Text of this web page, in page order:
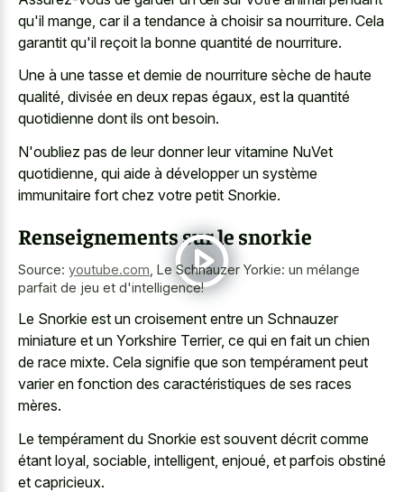
qu'il mange, car il a tendance à choisir sa nourriture. Cela
garantit qu'il reçoit la bonne quantité de nourriture.
Une à une tasse et demie de nourriture sèche de haute
qualité, divisée en deux repas égaux, est la quantité
quotidienne dont ils ont besoin.
N'oubliez pas de leur donner leur vitamine NuVet
quotidienne, qui aide à développer un système
immunitaire fort chez votre petit Snorkie.
Renseignements sur le snorkie
Source: youtube.com Le Schnauzer Yorkie: un mélange
parfait de jeu et d'intelligence!
Le Snorkie est un croisement entre un Schnauzer
miniature et un Yorkshire Terrier, ce qui en fait un chien
de race mixte. Cela signifie que son tempérament peut
varier en fonction des caractéristiques de ses races
mères.
Le tempérament du Snorkie est souvent décrit comme
étant loyal, sociable, intelligent, enjoué, et parfois obstiné
et capricieux.